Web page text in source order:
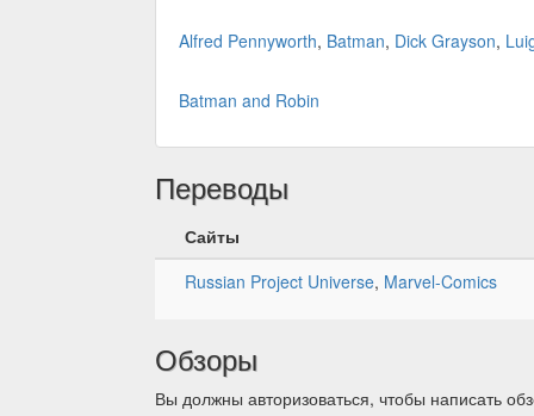
Alfred Pennyworth, Batman, Dick Grayson,
Batman and Robin
Переводы
Сайты
Russian Project Universe, Marvel-Comics
Обзоры
Вы должны авторизоваться, чтобы написать